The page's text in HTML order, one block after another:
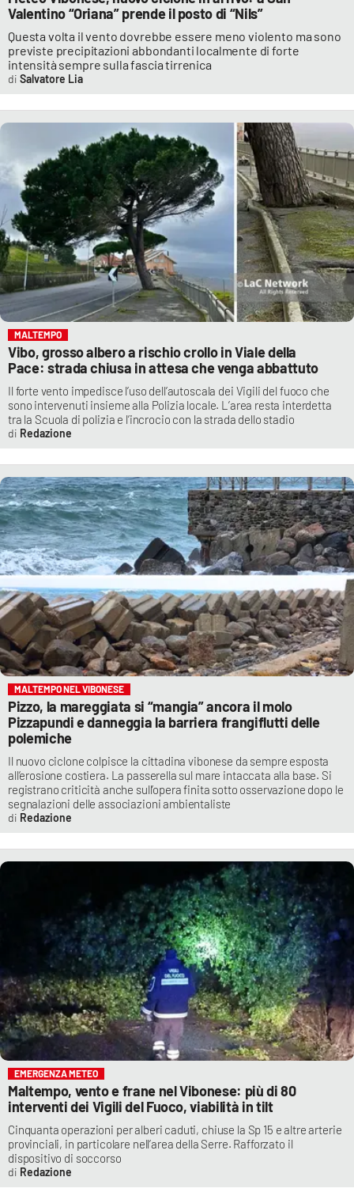
Valentino “Oriana” prende il posto di “Nils”
Questa volta il vento dovrebbe essere meno violento ma sono
previste precipitazioni abbondanti localmente di forte
intensità sempre sulla fascia tirrenica
Salvatore Lia
MALTEMPO
Vibo, grosso albero a rischio crollo in Viale della
Pace: strada chiusa in attesa che venga abbattuto
Il forte vento impedisce l’uso dell’autoscala dei Vigili del fuoco che
sono intervenuti insieme alla Polizia locale. L’area resta interdetta
tra la Scuola di polizia e l’incrocio con la strada dello stadio
Redazione
MALTEMPO NEL VIBONESE
Pizzo, la mareggiata si “mangia” ancora il molo
Pizzapundi e danneggia la barriera frangiflutti delle
polemiche
Il nuovo ciclone colpisce la cittadina vibonese da sempre esposta
all’erosione costiera. La passerella sul mare intaccata alla base. Si
registrano criticità anche sull’opera finita sotto osservazione dopo le
segnalazioni delle associazioni ambientaliste
Redazione
EMERGENZA METEO
Maltempo, vento e frane nel Vibonese: più di 80
interventi dei Vigili del Fuoco, viabilità in tilt
Cinquanta operazioni per alberi caduti, chiuse la Sp 15 e altre arterie
provinciali, in particolare nell’area della Serre. Rafforzato il
dispositivo di soccorso
Redazione